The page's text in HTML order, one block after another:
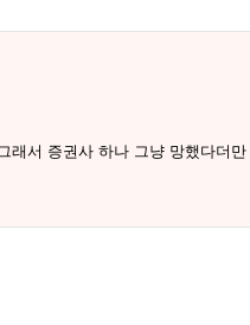
서 증권사 하나 그냥 망했다더만